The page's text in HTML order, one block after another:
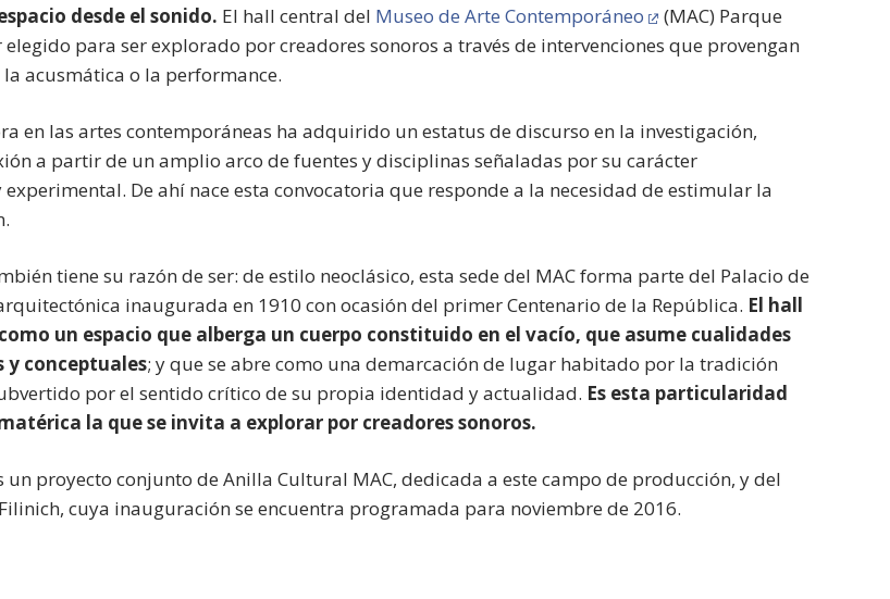
desde el sonido. El hall central del Museo de Arte Contemporáneo
(MAC) Parque
elegido para ser explorado por creadores sonoros a través de intervenciones que provengan
acusmática o la performance.
en las artes contemporáneas ha adquirido un estatus de discurso en la investigación,
a partir de un amplio arco de fuentes y disciplinas señaladas por su carácter
De ahí nace esta convocatoria que responde a la necesidad de estimular la
tiene su razón de ser: de estilo neoclásico, esta sede del MAC forma parte del Palacio de
inaugurada en 1910 con ocasión del primer Centenario de la República. El hall
un espacio que alberga un cuerpo constituido en el vacío, que asume cualidades
y conceptuales; y que se abre como una demarcación de lugar habitado por la tradición
por el sentido crítico de su propia identidad y actualidad. Es esta particularidad
la que se invita a explorar por creadores sonoros.
un proyecto conjunto de Anilla Cultural MAC, dedicada a este campo de producción, y del
cuya inauguración se encuentra programada para noviembre de 2016.